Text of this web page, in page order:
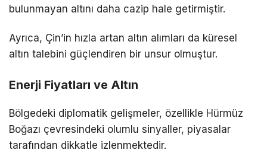
bulunmayan altını daha cazip hale getirmiştir.
Ayrıca, Çin’in hızla artan altın alımları da küresel
altın talebini güçlendiren bir unsur olmuştur.
Enerji Fiyatları ve Altın
Bölgedeki diplomatik gelişmeler, özellikle Hürmüz
Boğazı çevresindeki olumlu sinyaller, piyasalar
tarafından dikkatle izlenmektedir.